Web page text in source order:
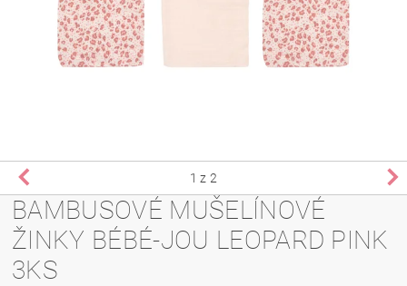
1 z 2
BAMBUSOVÉ MUŠELÍNOVÉ
ŽINKY BÉBÉ-JOU LEOPARD PINK
3KS